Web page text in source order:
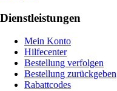
Dienstleistungen
Mein Konto
Hilfecenter
Bestellung verfolgen
Bestellung zurückgeben
Rabattcodes